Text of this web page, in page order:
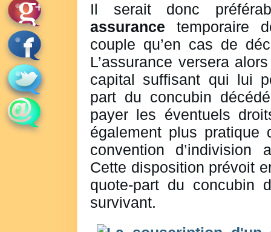
Il serait donc
assurance temporaire
couple qu’en cas de
L’assurance versera
capital suffisant qui lui
part du concubin
payer les éventuels
également plus pratique
convention d’indivision
Cette disposition prévoit
quote-part du concubin
survivant.